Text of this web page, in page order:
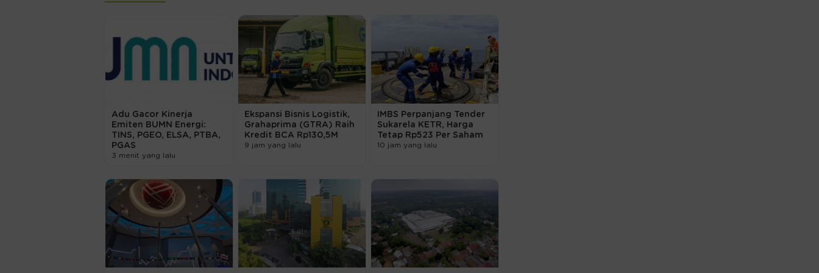
Adu Gacor Kinerja
Emiten BUMN Energi:
TINS, PGEO, ELSA, PTBA,
PGAS
3 menit yang lalu
Ekspansi Bisnis Logistik,
Grahaprima (GTRA) Raih
Kredit BCA Rp130,5M
9 jam yang lalu
IMBS Perpanjang Tender
Sukarela KETR, Harga
Tetap Rp523 Per Saham
10 jam yang lalu